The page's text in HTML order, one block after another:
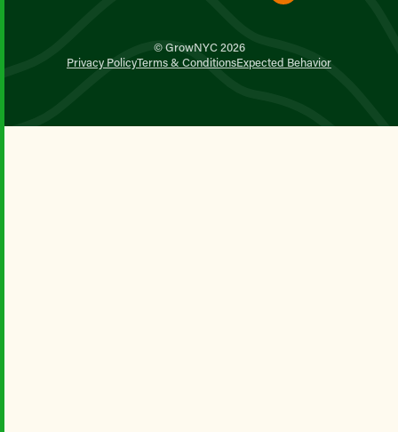
© GrowNYC 2026
Privacy PolicyTerms & ConditionsExpected Behavior